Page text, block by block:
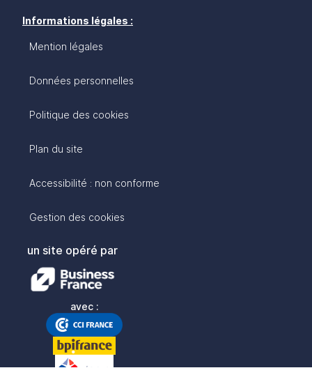
Informations légales :
Mention légales
Données personnelles
Politique des cookies
Plan du site
Accessibilité : non conforme
Gestion des cookies
un site opéré par
avec :